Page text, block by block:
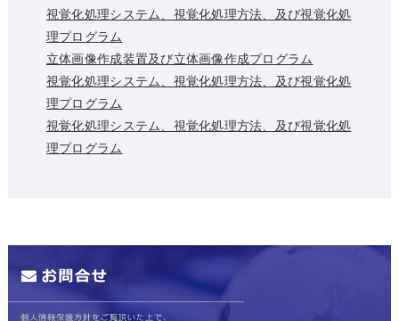
視覚化処理システム、視覚化処理方法、及び視覚化処
理プログラム
立体画像作成装置及び立体画像作成プログラム
視覚化処理システム、視覚化処理方法、及び視覚化処
理プログラム
視覚化処理システム、視覚化処理方法、及び視覚化処
理プログラム